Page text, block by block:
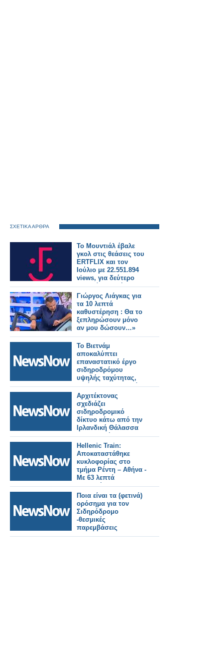
ΣΧΕΤΙΚΑ ΑΡΘΡΑ
Το Μουντιάλ έβαλε
γκολ στις θεάσεις του
ERTFLIX και τον
Ιούλιο με 22.551.894
views, για δεύτερο
συνεχόμενο μήνα
Γιώργος Λιάγκας για
τα 10 λεπτά
καθυστέρηση : Θα το
ξεπληρώσουν μόνο
αν μου δώσουν…»
Το Βιετνάμ
αποκαλύπτει
επαναστατικό έργο
σιδηροδρόμου
υψηλής ταχύτητας,
μειώνοντας τον χρόνο
ταξιδιού από το Ανόι
στον κόλπο Χαλόνγκ
σε μόλις 30 λεπτά!
Αρχιτέκτονας
σχεδιάζει
σιδηροδρομικό
δίκτυο κάτω από την
Ιρλανδική Θάλασσα
που συνδέει το
Δουβλίνο με το
Ηνωμένο Βασίλειο -
με τρένα κάθε πέντε
λεπτά
Hellenic Train:
Αποκαταστάθηκε
κυκλοφορίας στο
τμήμα Ρέντη – Αθήνα -
Με 63 λεπτά
καθυστέρηση
αναχώρησε η
αμαξοστοιχία IC50.
Αποζημιώσεις στους
επιβάτες.
Ποια είναι τα (φετινά)
ορόσημα για τον
Σιδηρόδρομο
-θεσμικές
παρεμβάσεις